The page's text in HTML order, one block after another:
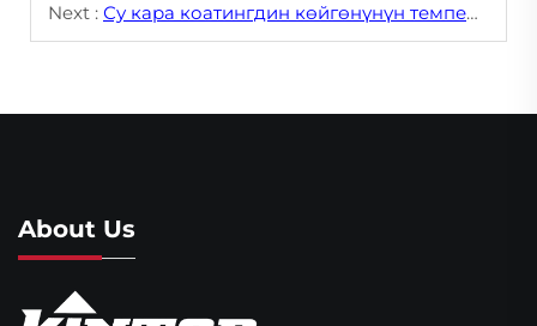
Next : Су кара коатингдин көйгөнүнүн температурadan тууралуу
About Us